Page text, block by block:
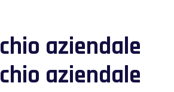
aziendale
aziendale